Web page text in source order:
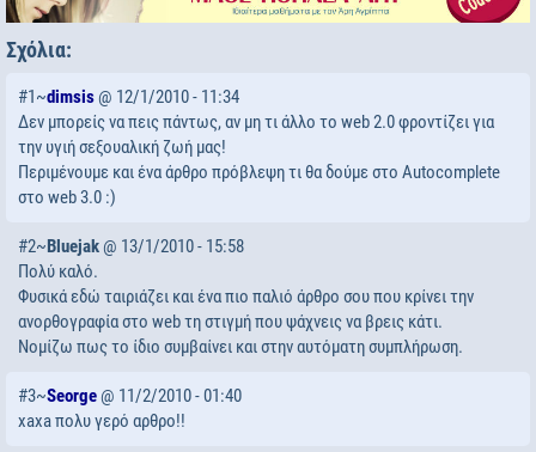
Σχόλια:
#1~dimsis@ 12/1/2010 - 11:34
Δεν μπορείς να πεις πάντως, αν μη τι άλλο το web 2.0 φροντίζει για
την υγιή σεξουαλική ζωή μας!
Περιμένουμε και ένα άρθρο πρόβλεψη τι θα δούμε στο Autocomplete
στο web 3.0 :)
#2~ Bluejak @ 13/1/2010 - 15:58
Πολύ καλό.
Φυσικά εδώ ταιριάζει και ένα πιο παλιό άρθρο σου που κρίνει την
ανορθογραφία στο web τη στιγμή που ψάχνεις να βρεις κάτι.
Νομίζω πως το ίδιο συμβαίνει και στην αυτόματη συμπλήρωση.
#3~Seorge@ 11/2/2010 - 01:40
xaxa πολυ γερό αρθρο!!